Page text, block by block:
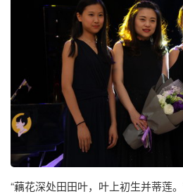
“藕花深处田田叶，叶上初生并蒂莲